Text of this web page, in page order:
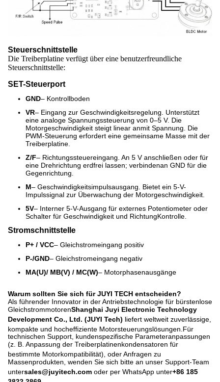
Steuerschnittstelle
Die Treiberplatine verfügt über eine benutzerfreundliche
Steuerschnittstelle:
SET-Steuerport
GND– Kontrollboden
VR– Eingang zur Geschwindigkeitsregelung. Unterstützt
eine analoge Spannungssteuerung von 0–5 V. Die
Motorgeschwindigkeit steigt linear anmit Spannung. Die
PWM-Steuerung erfordert eine gemeinsame Masse mit der
Treiberplatine.
Z/F– Richtungssteuereingang. An 5 V anschließen oder für
eine Drehrichtung erdfrei lassen; verbindenan GND für die
Gegenrichtung.
M– Geschwindigkeitsimpulsausgang. Bietet ein 5-V-
Impulssignal zur Überwachung der Motorgeschwindigkeit.
5V– Interner 5-V-Ausgang für externes Potentiometer oder
Schalter für Geschwindigkeit und RichtungKontrolle.
Stromschnittstelle
P+ / VCC– Gleichstromeingang positiv
P-/GND– Gleichstromeingang negativ
MA(U)/ MB(V) / MC(W)– Motorphasenausgänge
Warum sollten Sie sich für JUYI TECH entscheiden?
Als führender Innovator in der Antriebstechnologie für bürstenlose
GleichstrommotorenShanghai Juyi Electronic Technology
Development Co., Ltd. (JUYI Tech) liefert weltweit zuverlässige,
kompakte und hocheffiziente Motorsteuerungslösungen Für
technischen Support, kundenspezifische Parameteranpassungen
(z. B. Anpassung der Treiberplatinenkondensatoren für
bestimmte Motorkompatibilität) , oder Anfragen zu
Massenprodukten, wenden Sie sich bitte an unser Support-Team
untersales@juyitech.com oder per WhatsApp unter+86 185